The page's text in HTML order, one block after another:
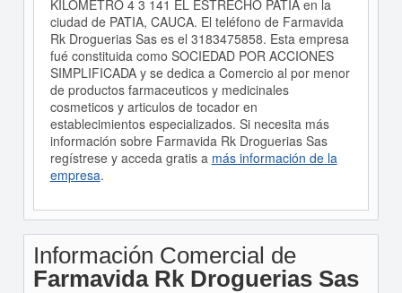
KILOMETRO 4 3 141 EL ESTRECHO PATIA en la
ciudad de PATIA, CAUCA. El teléfono de Farmavida
Rk Droguerias Sas es el 3183475858. Esta empresa
fué constituida como SOCIEDAD POR ACCIONES
SIMPLIFICADA y se dedica a Comercio al por menor
de productos farmaceuticos y medicinales
cosmeticos y articulos de tocador en
establecimientos especializados. Si necesita más
información sobre Farmavida Rk Droguerias Sas
regístrese y acceda gratis a más información de la
empresa.
Información Comercial de
Farmavida Rk Droguerias Sas